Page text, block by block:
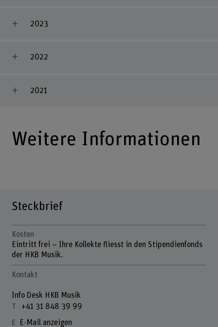
2023
2022
2021
Weitere Informationen
Steckbrief
Kosten
Eintritt frei – Ihre Kollekte fliesst in den Stipendienfonds
der HKB Musik.
Kontakt
Info Desk HKB Musik
+41 31 848 39 99
E-Mail anzeigen